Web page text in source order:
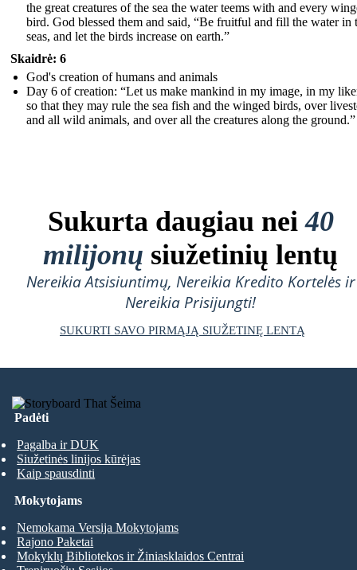
the great creatures of the sea the water teems with and every
bird. God blessed them and said, “Be fruitful and fill the water in
seas, and let the birds increase on earth.”
Skaidrė: 6
God's creation of humans and animals
Day 6 of creation: “Let us make mankind in my ima ge, in my
so that they may rule the sea fish and the winged birds, over
and all wild animals, and over all the creatures along the ground.”
Sukurta daugiau nei40
milijonų siužetinių lentų
Nereikia Atsisiuntimų, Nereikia Kredito Kortelės ir
Nereikia Prisijungti!
SUKURTI SAVO PIRMĄJĄ SIUŽETINĘ LENTĄ
Padėti
Pagalba ir DUK
Siužetinės linijos kūrėjas
Kaip spausdinti
Mokytojams
Nemokama Versija Mokytojams
Rajono Paketai
Mokyklų Bibliotekos ir Žiniasklaidos Centrai